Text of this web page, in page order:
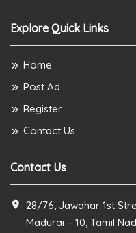
Explore Quick Links
Home
Post Ad
Register
Contact Us
Contact Us
28/76, Jawahar 1st
Madurai – 10, Tamil